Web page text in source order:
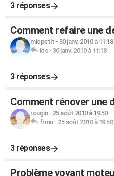
3 réponses
Comment refaire une
micpetit - 30 janv. 2010 à 11:18
lds- 30 janv. 2010 à 11:18
3 réponses
Comment rénover une
rougin- 25 août 2010 à 19:50
frmu- 25 août 2010 à 19:50
3 réponses
Problème voyant